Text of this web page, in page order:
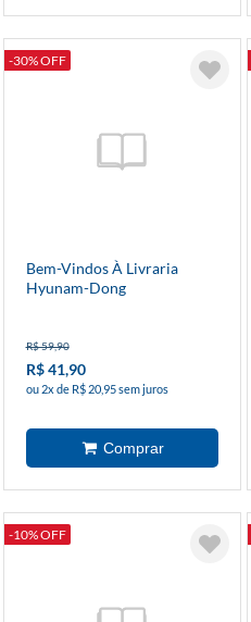
-30% OFF
Bem-Vindos À Livraria
Hyunam-Dong
R$ 59,90
R$ 41,90
ou 2x de R$ 20,95 sem juros
-10% OFF